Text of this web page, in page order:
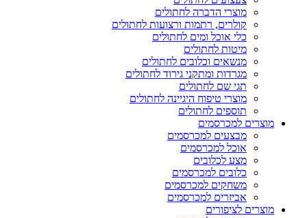
מוצרי הדברה לחתולים
קולרים, רתמות ורצועות לחתולים
כלי אוכל ומים לחתולים
מיטות לחתולים
מנשאים וכלובים לחתולים
מגרדות ומתקני גירוד לחתולים
תגי שם לחתולים
מוצרי טיפוח היגיינה לחתולים
תוספים לחתולים
מוצרים למכרסמים
מבצעים למכרסמים
אוכל למכרסמים
מצע לכלובים
כלובים למכרסמים
משחקים למכרסמים
אביזרים למכרסמים
מוצרים לציפורים